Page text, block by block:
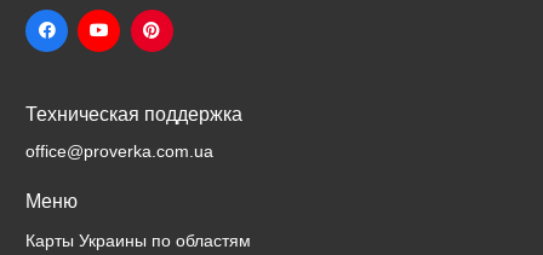
Техническая поддержка
office@proverka.com.ua
Меню
Карты Украины по областям